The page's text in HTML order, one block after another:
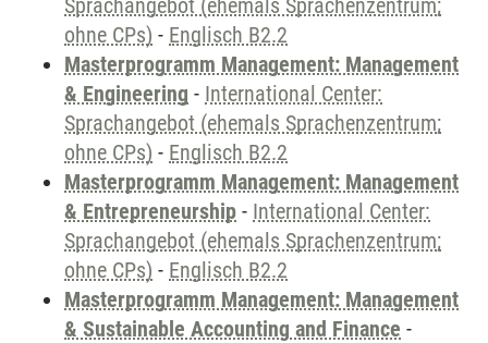
Sprachangebot (ehemals Sprachenzentrum;
ohne CPs) - Englisch B2.2
Masterprogramm Management: Management
& Engineering - International Center:
Sprachangebot (ehemals Sprachenzentrum;
ohne CPs) - Englisch B2.2
Masterprogramm Management: Management
& Entrepreneurship - International Center:
Sprachangebot (ehemals Sprachenzentrum;
ohne CPs) - Englisch B2.2
Masterprogramm Management: Management
& Sustainable Accounting and Finance -